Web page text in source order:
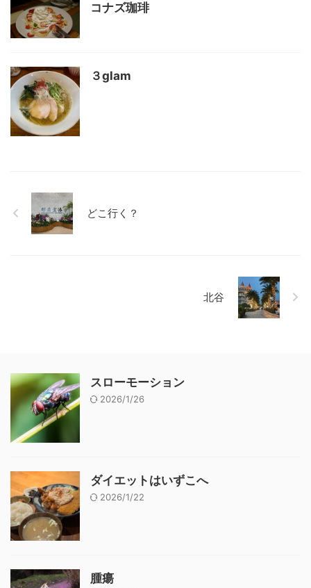
コナズ珈琲
３glam
どこ行く？
北谷
スローモーション
2026/1/26
ダイエットはいずこへ
2026/1/22
腫瘍